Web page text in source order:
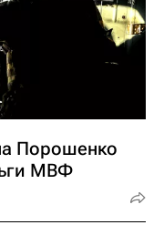
Порошенко
МВФ